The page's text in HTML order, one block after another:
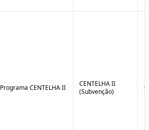
Programa CENTELHA II
CENTELHA II
(Subvenção)